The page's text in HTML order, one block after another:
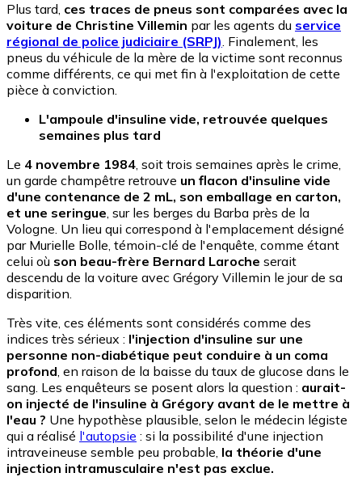
Plus tard, ces traces de pneus sont comparées avec la
voiture de Christine Villemin par les agents du service
régional de police judiciaire (SRPJ). Finalement, les
pneus du véhicule de la mère de la victime sont reconnus
comme différents, ce qui met fin à l'exploitation de cette
pièce à conviction.
L'ampoule d'insuline vide, retrouvée quelques
semaines plus tard
Le 4 novembre 1984, soit trois semaines après le crime,
un garde champêtre retrouve un flacon d'insuline vide
d'une contenance de 2 mL, son emballage en carton,
et une seringue, sur les berges du Barba près de la
Vologne. Un lieu qui correspond à l'emplacement désigné
par Murielle Bolle, témoin-clé de l'enquête, comme étant
celui où son beau-frère Bernard Laroche serait
descendu de la voiture avec Grégory Villemin le jour de sa
disparition.
Très vite, ces éléments sont considérés comme des
indices très sérieux : l'injection d'insuline sur une
personne non-diabétique peut conduire à un coma
profond, en raison de la baisse du taux de glucose dans le
sang. Les enquêteurs se posent alors la question : aurait-
on injecté de l'insuline à Grégory avant de le mettre à
l'eau ? Une hypothèse plausible, selon le médecin légiste
qui a réalisé l'autopsie : si la possibilité d'une injection
intraveineuse semble peu probable, la théorie d'une
injection intramusculaire n'est pas exclue.